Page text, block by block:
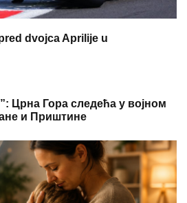
dvojca Aprilije u
Црна Гора следећа у војном
и Приштине